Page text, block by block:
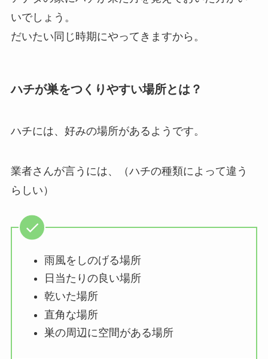
いでしょう。
だいたい同じ時期にやってきますから。
ハチが巣をつくりやすい場所とは？
ハチには、好みの場所があるようです。
業者さんが言うには、（ハチの種類によって違う
らしい）
雨風をしのげる場所
日当たりの良い場所
乾いた場所
直角な場所
巣の周辺に空間がある場所